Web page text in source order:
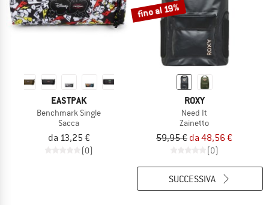
EASTPAK
Benchmark Single
Sacca
da 13,25 €
(0)
fino al 19%
ROXY
Need It
Zainetto
59,95 € da 48,56 €
(0)
SUCCESSIVA